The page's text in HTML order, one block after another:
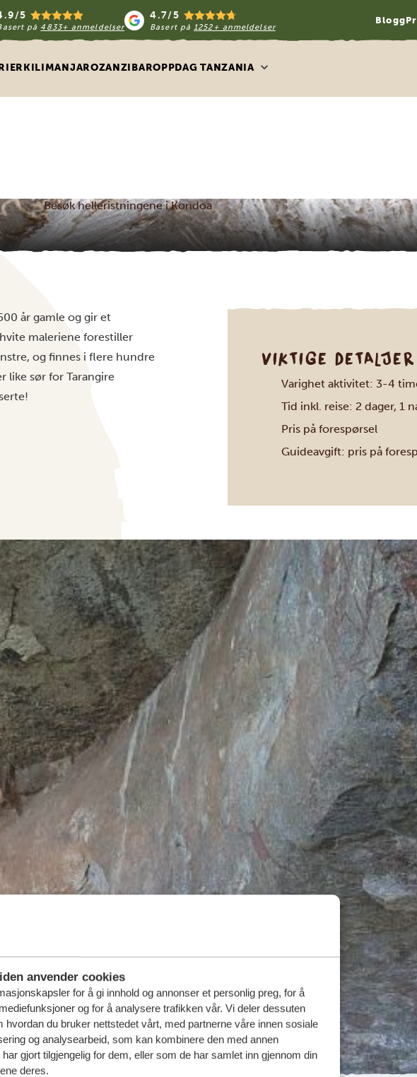
anvender cookies
for å gi innhold og annonser et personlig preg, for å
og for å analysere trafikken vår. Vi deler dessuten
hvordan du bruker nettstedet vårt, med partnerne våre innen sosiale
og analysearbeid, som kan kombinere den med annen
gjort tilgjengelig for dem, eller som de har samlet inn gjennom din
deres.
5
på 4833+ anmeldelser
4.7/5
Basert på1252+ anmeldelser
Blogg
KILIMANJAROZANZIBAROPPDAG TANZANIA
Besøk helleristningene i Kondoa
år gamle og gir et
maleriene forestiller
og finnes i flere hundre
like sør for Tarangire
VIKTIGE DETALJER
Varighet aktivitet: 3-4
Tid inkl. reise: 2 dager, 1
Pris på forespørsel
Guideavgift: pris på